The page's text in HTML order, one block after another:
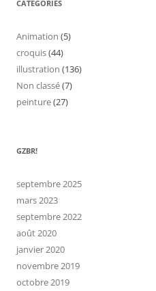
CATÉGORIES
Animation (5)
croquis(44)
illustration (136)
Non classé(7)
peinture(27)
GZBR!
septembre 2025
mars 2023
septembre 2022
août 2020
janvier 2020
novembre 2019
octobre 2019